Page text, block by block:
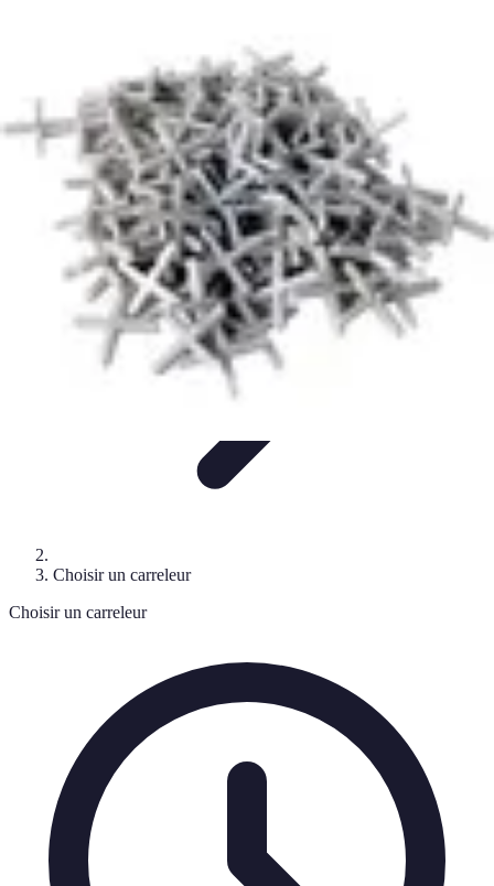
Carreleur Expert
Choisir un carreleur
Choisir un carreleur